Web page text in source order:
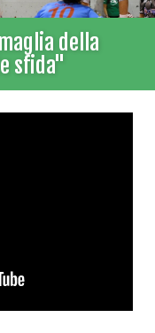
della
sfida"